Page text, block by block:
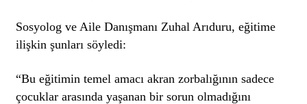
Sosyolog ve Aile Danışmanı Zuhal Arıduru, eğitime
ilişkin şunları söyledi:
“Bu eğitimin temel amacı akran zorbalığının sadece
çocuklar arasında yaşanan bir sorun olmadığını